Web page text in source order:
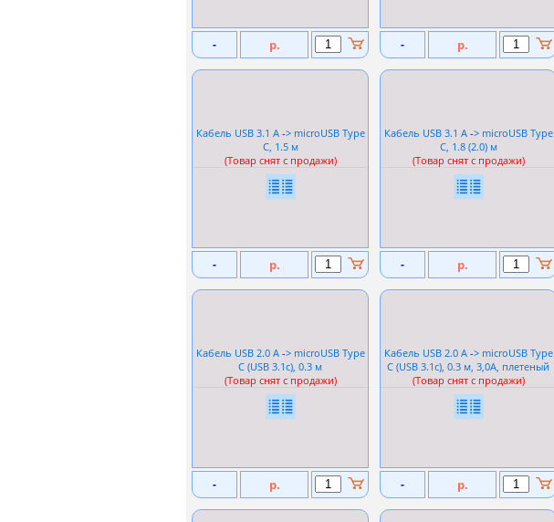
- р. - р.
Кабель USB 3.1 A -> microUSB Type
C, 1.5 м
(Товар снят с продажи)
- р.
Кабель USB 3.1 A -> microUSB Type
C, 1.8 (2.0) м
(Товар снят с продажи)
- р.
Кабель USB 2.0 A -> microUSB Type
C (USB 3.1c), 0.3 м
(Товар снят с продажи)
- р.
Кабель USB 2.0 A -> microUSB Type
C (USB 3.1c), 0.3 м, 3,0А, плетеный
(Товар снят с продажи)
- р.